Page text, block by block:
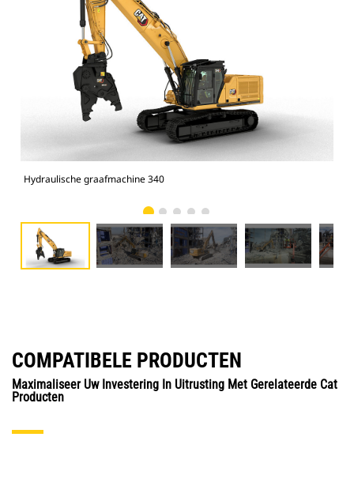
Hydraulische graafmachine 340
COMPATIBELE PRODUCTEN
Maximaliseer Uw Investering In Uitrusting Met Gerelateerde Cat
Producten